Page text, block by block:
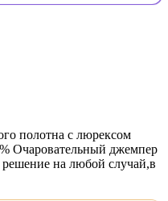
полотна с люрексом
Очаровательный джемпер
на любой случай,в